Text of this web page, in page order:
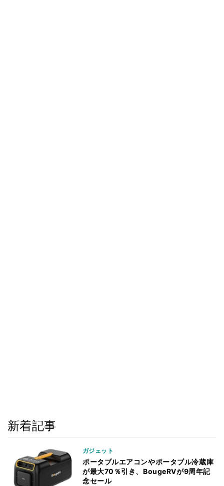
新着記事
ガジェット
ポータブルエアコンやポータブル冷蔵庫
が最大70％引き、BougeRVが9周年記
念セール